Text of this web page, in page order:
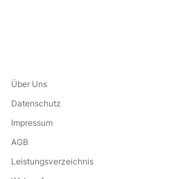
Über Uns
Datenschutz
Impressum
AGB
Leistungsverzeichnis